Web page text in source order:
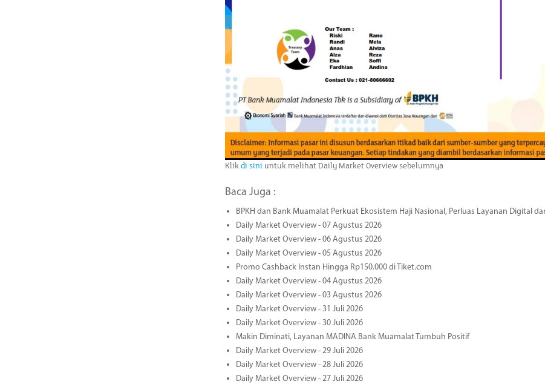
Klikdi sini untuk melihat Daily Market Overview sebelumnya
Baca Juga :
BPKH dan Bank Muamalat Perkuat Ekosistem Haji Nasional, Perluas Layanan Digital
Daily Market Overview - 07 Agustus 2026
Daily Market Overview - 06 Agustus 2026
Daily Market Overview - 05 Agustus 2026
Promo Cashback Instan Hingga Rp150.000 di Tiket.com
Daily Market Overview - 04 Agustus 2026
Daily Market Overview - 03 Agustus 2026
Daily Market Overview - 31 Juli 2026
Daily Market Overview - 30 Juli 2026
Makin Diminati, Layanan MADINA Bank Muamalat Tumbuh Positif
Daily Market Overview - 29 Juli 2026
Daily Market Overview - 28 Juli 2026
Daily Market Overview - 27 Juli 2026